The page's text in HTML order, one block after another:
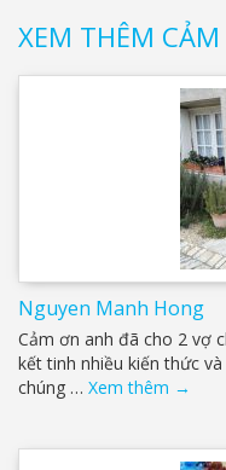
XEM THÊM
Nguyen Manh Hong
Cảm ơn anh đã cho 2 vợ
kết tinh nhiều kiến thức
chúng … Xem thêm →